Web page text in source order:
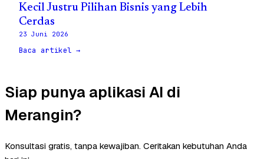
Kecil Justru Pilihan Bisnis yang Lebih
Cerdas
23 Juni 2026
Baca artikel →
Siap punya aplikasi AI di
Merangin?
Konsultasi gratis, tanpa kewajiban. Ceritakan kebutuhan Anda